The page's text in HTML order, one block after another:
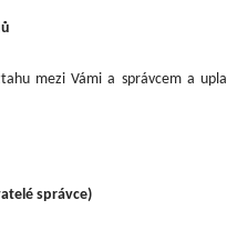
mezi Vámi a správcem a
správce)